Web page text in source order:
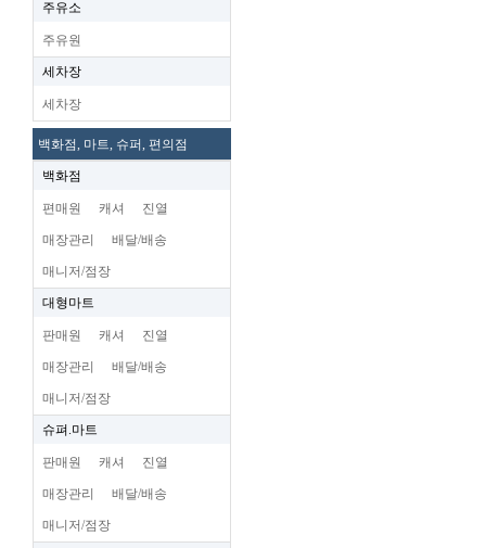
주유소
주유원
세차장
세차장
백화점, 마트, 슈퍼, 편의점
백화점
편매원 캐셔 진열
매장관리 배달/배송
매니저/점장
대형마트
판매원 캐셔 진열
매장관리 배달/배송
매니저/점장
슈펴.마트
판매원 캐셔 진열
매장관리 배달/배송
매니저/점장